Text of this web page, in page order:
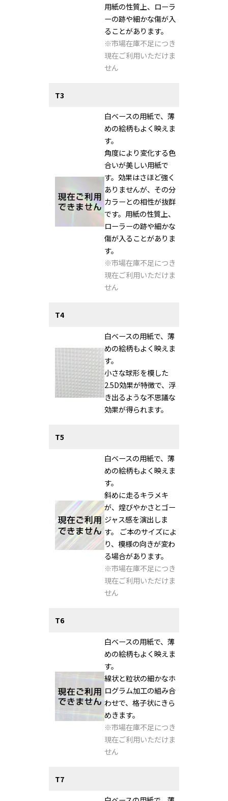
用紙の性質上、ローラ
ーの跡や細かな傷が入
ることがあります。
※市場在庫不足につき
現在ご利用いただけま
せん
T3
白ベースの用紙で、薄
めの絵柄もよく映えま
す。
角度により変化する色
合いが美しい用紙で
す。効果はさほど強く
ありませんが、その分
カラーとの相性が抜群
です。用紙の性質上、
ローラーの跡や細かな
傷が入ることがありま
す。
※市場在庫不足につき
現在ご利用いただけま
せん
T4
白ベースの用紙で、薄
めの絵柄もよく映えま
す。
小さな球形を模した
2.5D効果が特徴で、浮
き出るような不思議な
効果が得られます。
T5
白ベースの用紙で、薄
めの絵柄もよく映えま
す。
斜めに走るキラメキ
が、煌びやかさとゴー
ジャス感を演出しま
す。 ご本のサイズによ
り、模様の向きが変わ
る場合があります。
※市場在庫不足につき
現在ご利用いただけま
せん
T6
白ベースの用紙で、薄
めの絵柄もよく映えま
す。
線状と粒状の細かなホ
ログラム加工の組み合
わせで、格子状にきら
めきます。
※市場在庫不足につき
現在ご利用いただけま
せん
T7